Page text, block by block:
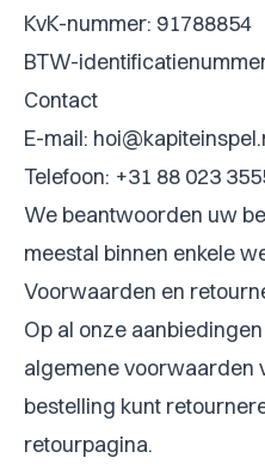
KvK-nummer: 91788854
BTW-
Contact
E-mail:
Telefoon: +31 88 023
We beantwoorden uw
meestal binnen enkele
Voorwaarden en
Op al onze
algemene voorwaarden
bestelling kunt
retourpagina.